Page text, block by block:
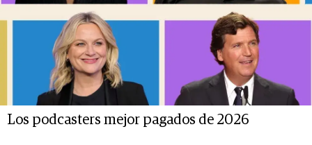
Los podcasters mejor pagados de 2026